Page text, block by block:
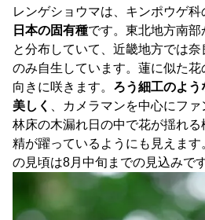
レンゲショウマは、キンポウゲ
日本の固有種です。東北地方南
と分布していて、近畿地方では
のみ自生しています。蓮に似た
向きに咲きます。 ろう細工のよ
美しく
、カメラマンを中心にフ
林床の木漏れ日の中で花が揺れ
精が躍っているようにも見えま
の見頃は8月中旬までの見込みです